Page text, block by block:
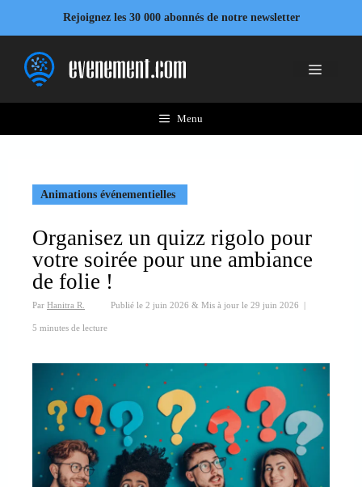
contenu
Rejoignez les 30 000 abonnés de notre newsletter
Menu
Menu
Animations événementielles
Organisez un quizz rigolo pour
votre soirée pour une ambiance
de folie !
Par Hanitra R. Publié le 2 juin 2026 & Mis à jour le 29 juin 2026 |
5 minutes de lecture